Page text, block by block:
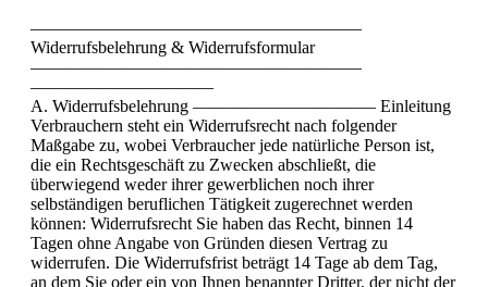
––––––––––––––––––––––––––––––––––––––
Widerrufsbelehrung & Widerrufsformular
––––––––––––––––––––––––––––––––––––––
–––––––––––––––––––––
A. Widerrufsbelehrung ––––––––––––––––––––– Einleitung
Verbrauchern steht ein Widerrufsrecht nach folgender
Maßgabe zu, wobei Verbraucher jede natürliche Person ist,
die ein Rechtsgeschäft zu Zwecken abschließt, die
überwiegend weder ihrer gewerblichen noch ihrer
selbständigen beruflichen Tätigkeit zugerechnet werden
können: Widerrufsrecht Sie haben das Recht, binnen 14
Tagen ohne Angabe von Gründen diesen Vertrag zu
widerrufen. Die Widerrufsfrist beträgt 14 Tage ab dem Tag,
an dem Sie oder ein von Ihnen benannter Dritter, der nicht der